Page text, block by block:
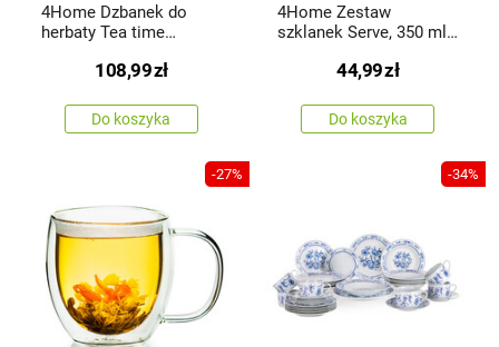
4Home Dzbanek do
herbaty Tea time
108,99zł
Do koszyka
4Home Zestaw
szklanek Serve, 350 ml,
44,99zł
Do koszyka
-27% -34%